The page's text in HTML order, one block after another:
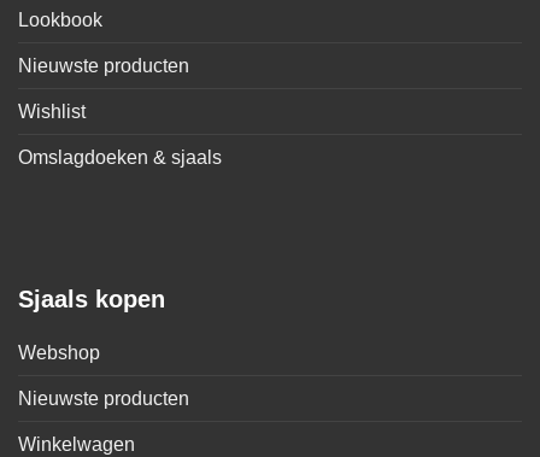
Lookbook
Nieuwste producten
Wishlist
Omslagdoeken & sjaals
Sjaals kopen
Webshop
Nieuwste producten
Winkelwagen